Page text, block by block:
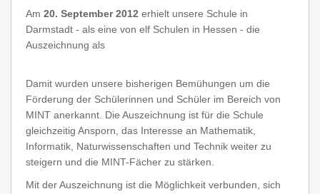
Am 20. September 2012 erhielt unsere Schule in
Darmstadt - als eine von elf Schulen in Hessen - die
Auszeichnung als
Damit wurden unsere bisherigen Bemühungen um die
Förderung der Schülerinnen und Schüler im Bereich von
MINT anerkannt. Die Auszeichnung ist für die Schule
gleichzeitig Ansporn, das Interesse an Mathematik,
Informatik, Naturwissenschaften und Technik weiter zu
steigern und die MINT-Fächer zu stärken.
Mit der Auszeichnung ist die Möglichkeit verbunden, sich